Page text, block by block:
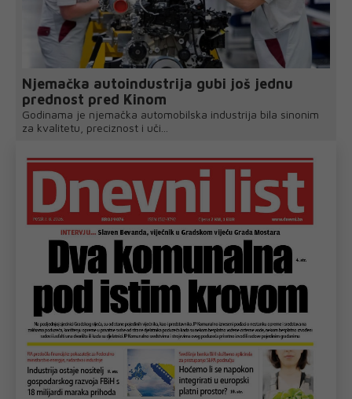
Njemačka autoindustrija gubi još jednu
prednost pred Kinom
Godinama je njemačka automobilska industrija bila sinonim
za kvalitetu, preciznost i uči...